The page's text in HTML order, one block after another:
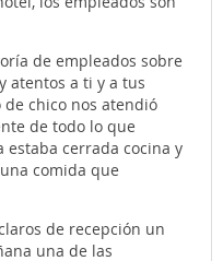
de empleados sobre
atentos a ti y a tus
chico nos atendió
de todo lo que
estaba cerrada cocina y
comida que
de recepción un
una de las